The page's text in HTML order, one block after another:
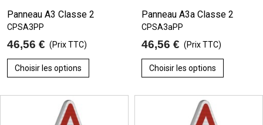
Panneau A3 Classe 2
CPSA3PP
46,56 € (Prix TTC)
Choisir les options
Panneau A3a Classe 2
CPSA3aPP
46,56 € (Prix TTC)
Choisir les options